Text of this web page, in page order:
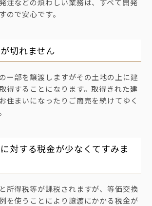
注などの煩わしい業務は、すベて開発
ので安心です。
切れません
ー部を譲渡しますがその土地の上に建
得することになります。取得きれた建
住まいになったりご商売を続けてゆく
対する税金が少なくてすみま
所得税等が課税されますが、等価交換
を使うことにより譲渡にかかる税金が